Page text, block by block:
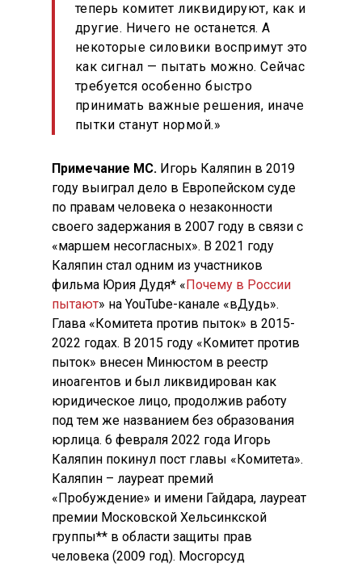
теперь комитет ликвидируют, как и
другие. Ничего не останется. А
некоторые силовики воспримут это
как сигнал — пытать можно. Сейчас
требуется особенно быстро
принимать важные решения, иначе
пытки станут нормой.»
Примечание МС. Игорь Каляпин в 2019
году выиграл дело в Европейском суде
по правам человека о незаконности
своего задержания в 2007 году в связи с
«маршем несогласных». В 2021 году
Каляпин стал одним из участников
фильма Юрия Дудя* « Почему в России
пытают» на YouTube-канале «вДудь».
Глава «Комитета против пыток» в 2015-
2022 годах. В 2015 году «Комитет против
пыток» внесен Минюстом в реестр
иноагентов и был ликвидирован как
юридическое лицо, продолжив работу
под тем же названием без образования
юрлица. 6 февраля 2022 года Игорь
Каляпин покинул пост главы «Комитета».
Каляпин – лауреат премий
«Пробуждение» и имени Гайдара, лауреат
премии Московской Хельсинкской
группы** в области защиты прав
человека (2009 год). Мосгорсуд